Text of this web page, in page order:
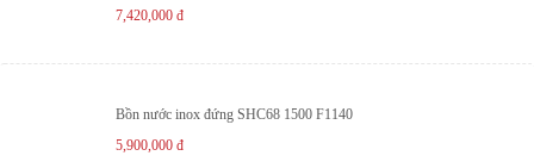
7,420,000đ
Bồn nước inox đứng SHC68 1500 F1140
5,900,000đ